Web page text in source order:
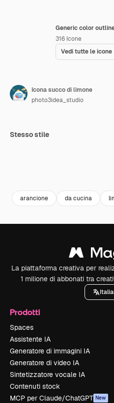
Generic color
316 Icone
Vedi tutte le icone
Icona succo di limone
photo3idea_studio
Stesso stile
arancione da cucina
La piattaforma creativa per
1 milione di abbonati tra
Prodotti
Spaces
Assistente IA
Generatore di immagini IA
Generatore di video IA
Sintetizzatore vocale IA
Contenuti stock
MCP per Claude/ChatGPT New